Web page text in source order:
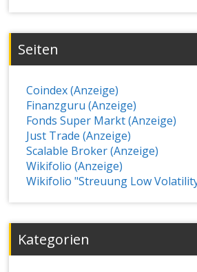
Seiten
Coindex (Anzeige)
Finanzguru (Anzeige)
Fonds Super Markt (Anzeige)
Just Trade (Anzeige)
Scalable Broker (Anzeige)
Wikifolio (Anzeige)
Wikifolio "Streuung Low
Kategorien